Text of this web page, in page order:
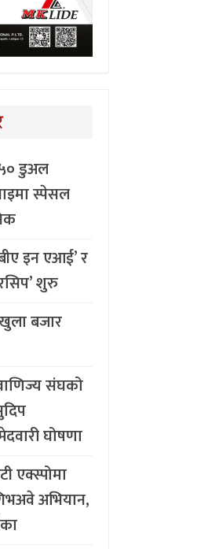
डुअल
स्पेसल
इन एआई’ र
शुरु
बजार
संघको
घोषणा
एक्स्पोमा
अभियान,